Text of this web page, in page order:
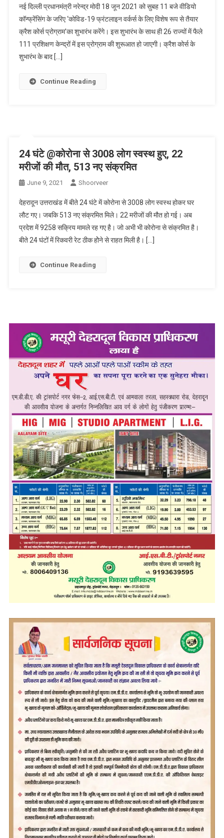
नई दिल्ली प्रधानमंत्री नरेन्द्र मोदी 18 जून 2021 को सुबह 11 बजे वीडियो
कॉन्फ्रेंसिंग के जरिए ‘कोविड-19 फ्रंटलाइन वर्कर्स के लिए विशेष रूप से तैयार
क्रैश कोर्स प्रोग्राम’का शुभारंभ करेंगे। इस शुभारंभ के साथ ही 26 राज्यों में फैले
111 प्रशिक्षण केन्द्रों में इस प्रोग्राम की शुरूआत हो जाएगी। क्रैश कोर्स के
शुभारंभ के बाद […]
Continue Reading
24 घंटे @कोरोना से 3008 लोग स्वस्थ हुए, 22
मरीजों की मौत, 513 नए संक्रमित
June 9, 2021 Shoorveer
देहरादून उत्तराखंड में बीते 24 घंटे में कोरोना से 3008 लोग स्वस्थ होकर घर
लौट गए। जबकि 513 नए संक्रमित मिले। 22 मरीजों की मौत हो गई। अब
प्रदेश में 9258 सक्रिय मामले रह गए है। जो अभी भी कोरोना से संक्रमित है।
बीते 24 घंटों में रिकवरी रेट ठीक होेने से राहत मिली है। […]
Continue Reading